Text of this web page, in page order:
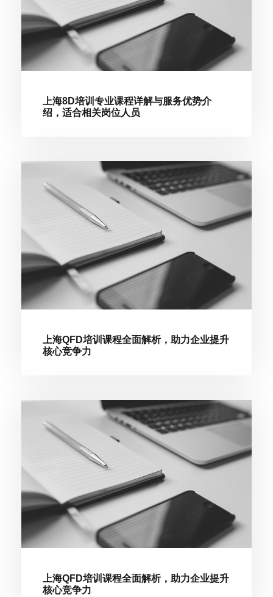
上海8D培训专业课程详解与服务优势介
绍，适合相关岗位人员
上海QFD培训课程全面解析，助力企业提升
核心竞争力
上海QFD培训课程全面解析，助力企业提升
核心竞争力